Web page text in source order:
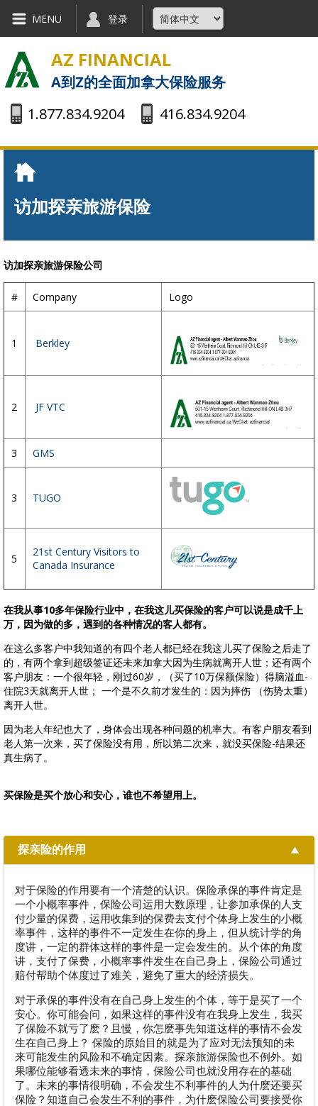
Skip to main content
MENU
登录
AZ FINANCIAL
A到Z的全面加拿大保险服务
1.877.834.9204
416.834.9204
You are here
访加探亲旅游保险
访加探亲旅游保险公司
# Company Logo
1 Berkley
2 JF VTC
3 GMS
3 TUGO
5
21st Century Visitors to
Canada Insurance
在我从事10多年保险行业中，在我这儿买保险的客户可以说是成千上
万，因为做的多，遇到的各种情况的客人都有。
在这么多客户中我知道的有四个老人都已经在我这儿买了保险之后走了
的，有两个拿到超级签证还未来加拿大因为生病就离开人世；还有两个
客户朋友：一个很年轻，刚过60岁，（买了10万保额保险）得脑溢血-
住院3天就离开人世； 一个是不久前才发生的：因为摔伤 （伤势太重）
离开人世。
因为老人年纪也大了，身体会出现各种问题的机率大。有客户朋友看到
老人第一次来，买了保险没有用，所以第二次来，就没买保险-结果还
真生病了。
买保险是买个放心和安心，谁也不希望用上。
探亲险的作用
对于保险的作用要有一个清楚的认识。保险承保的事件肯定是
一个小概率事件，保险公司运用大数原理，让参加承保的人支
付少量的保费，运用收集到的保费去支付个体身上发生的小概
率事件，这样的事件不一定发生在你的身上，但从统计学的角
度讲，一定的群体这样的事件是一定会发生的。从个体的角度
讲，支付了保费，小概率事件发生在自己身上，保险公司通过
赔付帮助个体度过了难关，避免了重大的经济损失。
对于承保的事件没有在自己身上发生的个体，等于是买了一个
安心。你可能会问，如果这样的事件没有在我身上发生，我买
了保险不就亏了麽？且慢，你怎麽事先知道这样的事情不会发
生在自己身上？ 保险的原始目的就是为了应对无法预知的未
来可能发生的风险和不确定因素。探亲旅游保险也不例外。如
果哪位能够看透未来的事情，保险公司也就没用存在的基础
了。未来的事情很明确，不会发生不利事件的人为什麽还要买
保险？知道自己会发生不利的事件，为什麽保险公司要接受你